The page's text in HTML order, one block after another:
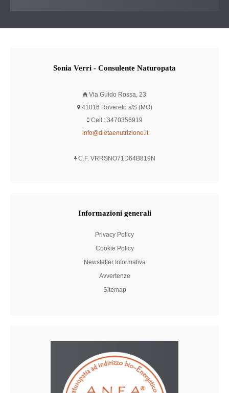
Sonia Verri - Consulente Naturopata
Via Guido Rossa, 23
41016 Rovereto s/S (MO)
Cell.: 3470356919
info@dietaenutrizione.it
C.F. VRRSNO71D64B819N
Informazioni generali
Privacy Policy
Cookie Policy
Newsletter Informativa
Avvertenze
Sitemap